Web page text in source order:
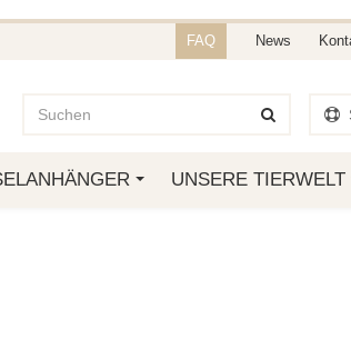
FAQ News
UNSERE TIERWELT